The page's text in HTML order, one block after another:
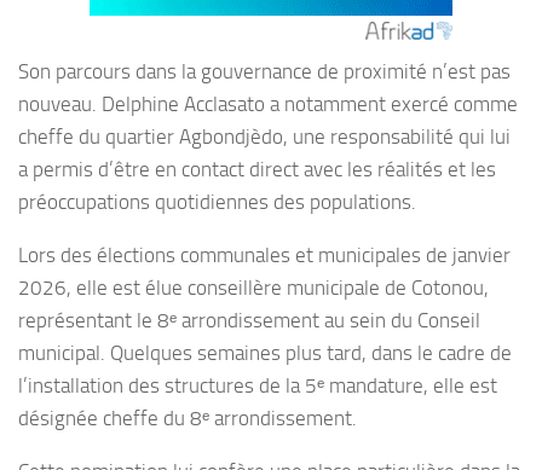
Son parcours dans la gouvernance de proximité n’est pas
nouveau. Delphine Acclasato a notamment exercé comme
cheffe du quartier Agbondjèdo, une responsabilité qui lui
a permis d’être en contact direct avec les réalités et les
préoccupations quotidiennes des populations.
Lors des élections communales et municipales de janvier
2026, elle est élue conseillère municipale de Cotonou,
représentant le 8ᵉ arrondissement au sein du Conseil
municipal. Quelques semaines plus tard, dans le cadre de
l’installation des structures de la 5ᵉ mandature, elle est
désignée cheffe du 8ᵉ arrondissement.